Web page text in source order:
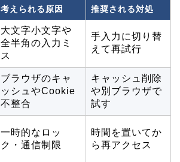
考えられる原因 推奨される対処
大文字小文字や
全半角の入力ミ
ス
手入力に切り替
えて再試行
ブラウザのキャ
ッシュやCookie
不整合
キャッシュ削除
や別ブラウザで
試す
一時的なロッ
ク・通信制限
時間を置いてか
ら再アクセス